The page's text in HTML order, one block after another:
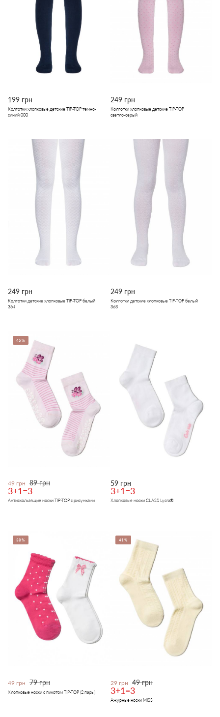
199 грн
Колготки хлопковые детские TIP-TOP темно-
синий 000
249 грн
Колготки хлопковые детские TIP-TOP
светло-серый
249 грн
Колготки детские хлопковые TIP-TOP белый
364
249 грн
Колготки детские хлопковые TIP-TOP белый
363
45%
49 грн 89 грн
3+1=3
Антискользящие носки TIP-TOP с рисунками
59 грн
3+1=3
Хлопковые носки CLASS Lycra®
38%
49 грн 79 грн
Хлопковые носки с пикотом TIP-TOP (2 пары)
41%
29 грн 49 грн
3+1=3
Ажурные носки MISS